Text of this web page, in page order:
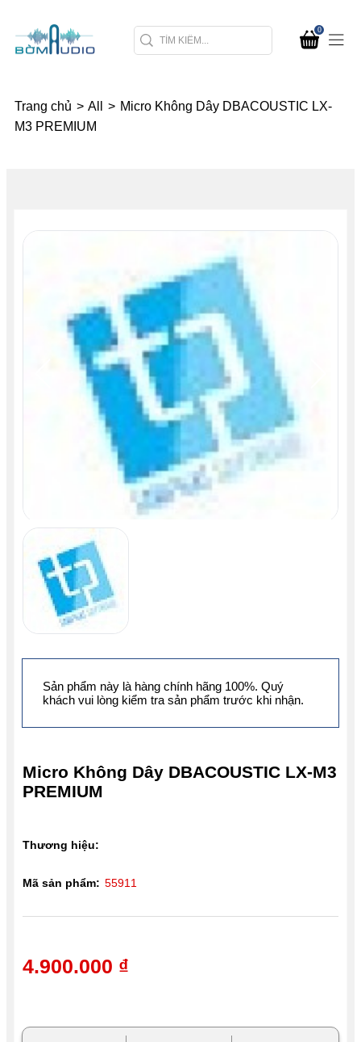
0
Trang chủ > All > Micro Không Dây DBACOUSTIC LX-
M3 PREMIUM
Micro Không Dây DBACOUSTIC LX-M3
PREMIUM
4.900.000 ₫
Thương hiệu:
Mã sản phẩm: 55911
Sản phẩm này là hàng chính hãng 100%. Quý
khách vui lòng kiểm tra sản phẩm trước khi nhận.